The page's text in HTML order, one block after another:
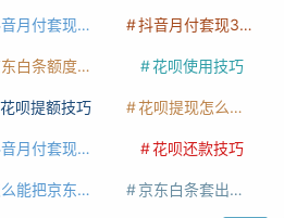
付套现商家有哪些 抖音月付套现30秒技巧
白条额度提升 花呗使用技巧
花呗提额技巧 花呗提现怎么操作
月付套现秒回100起 花呗还款技巧
把京东白条额度钱套出来 京东白条套出来手续费多少